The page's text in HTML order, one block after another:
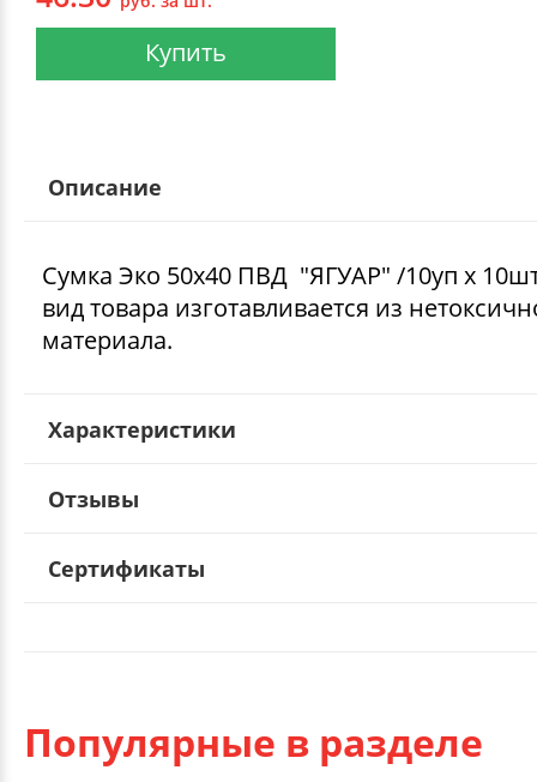
Купить
Описание
Сумка Эко 50х40 ПВД "ЯГУАР" /10уп х
вид товара изготавливается из
материала.
Характеристики
Отзывы
Сертификаты
Популярные в разделе